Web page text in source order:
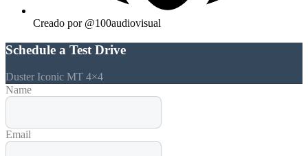
Creado por @100audiovisual
Schedule a Test Drive
Duster Iconic MT 4×4
Name
Email